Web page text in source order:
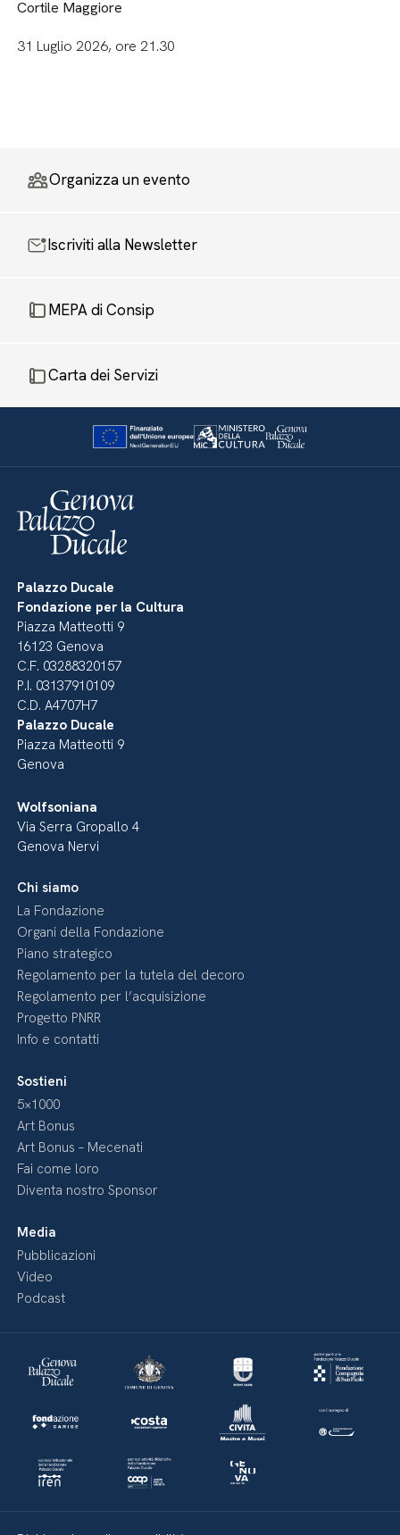
Cortile Maggiore
31 Luglio 2026, ore 21.30
Organizza un evento
Iscriviti alla Newsletter
MEPA di Consip
Carta dei Servizi
Palazzo Ducale
Fondazione per la Cultura
Piazza Matteotti 9
16123 Genova
C.F. 03288320157
P.I. 03137910109
C.D. A4707H7
Palazzo Ducale
Piazza Matteotti 9
Genova
Wolfsoniana
Via Serra Gropallo 4
Genova Nervi
Chi siamo
La Fondazione
Organi della Fondazione
Piano strategico
Regolamento per la tutela del decoro
Regolamento per l’acquisizione
Progetto PNRR
Info e contatti
Sostieni
5×1000
Art Bonus
Art Bonus – Mecenati
Fai come loro
Diventa nostro Sponsor
Media
Pubblicazioni
Video
Podcast